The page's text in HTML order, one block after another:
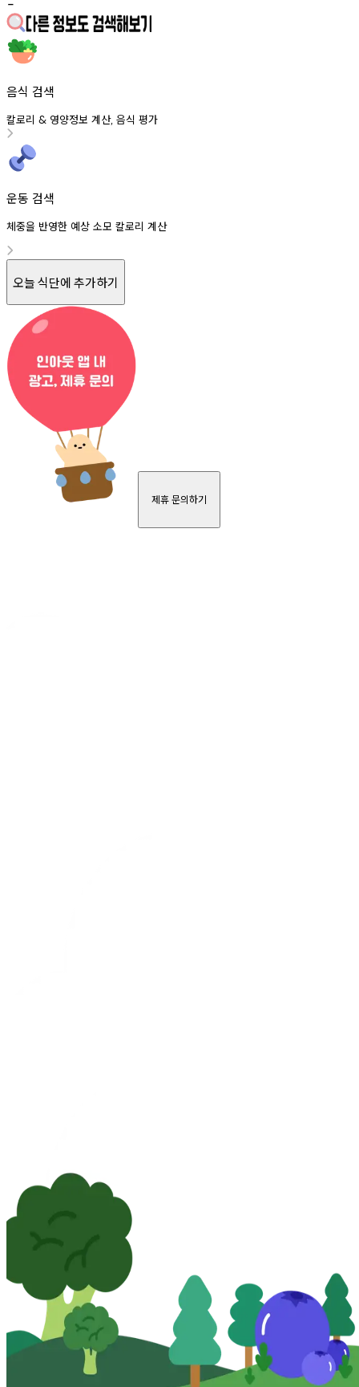
음식 검색
칼로리 & 영양정보 계산, 음식 평가
운동 검색
체중을 반영한 예상 소모 칼로리 계산
오늘 식단에 추가하기
제휴 문의하기